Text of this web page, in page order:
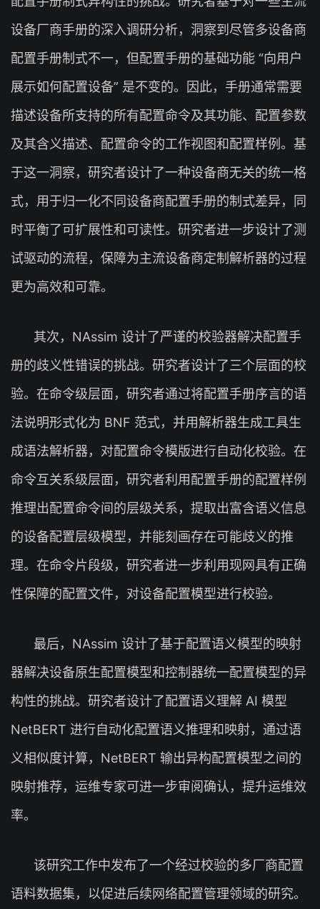
设备厂商手册的深入调研分析，洞察到尽管多设备商
配置手册制式不一，但配置手册的基础功能 “向用户
展示如何配置设备” 是不变的。因此，手册通常需要
描述设备所支持的所有配置命令及其功能、配置参数
及其含义描述、配置命令的工作视图和配置样例。基
于这一洞察，研究者设计了一种设备商无关的统一格
式，用于归一化不同设备商配置手册的制式差异，同
时平衡了可扩展性和可读性。研究者进一步设计了测
试驱动的流程，保障为主流设备商定制解析器的过程
更为高效和可靠。
其次，NAssim 设计了严谨的校验器解决配置手
册的歧义性错误的挑战。研究者设计了三个层面的校
验。在命令级层面，研究者通过将配置手册序言的语
法说明形式化为 BNF 范式，并用解析器生成工具生
成语法解析器，对配置命令模版进行自动化校验。在
命令互关系级层面，研究者利用配置手册的配置样例
推理出配置命令间的层级关系，提取出富含语义信息
的设备配置层级模型，并能刻画存在可能歧义的推
理。在命令片段级，研究者进一步利用现网具有正确
性保障的配置文件，对设备配置模型进行校验。
最后，NAssim 设计了基于配置语义模型的映射
器解决设备原生配置模型和控制器统一配置模型的异
构性的挑战。研究者设计了配置语义理解 AI 模型
NetBERT 进行自动化配置语义推理和映射，通过语
义相似度计算，NetBERT 输出异构配置模型之间的
映射推荐，运维专家可进一步审阅确认，提升运维效
率。
该研究工作中发布了一个经过校验的多厂商配置
语料数据集，以促进后续网络配置管理领域的研究。